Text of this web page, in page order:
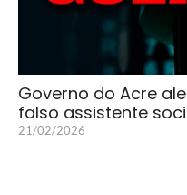
Governo do Acre
falso assistente
21/02/2026